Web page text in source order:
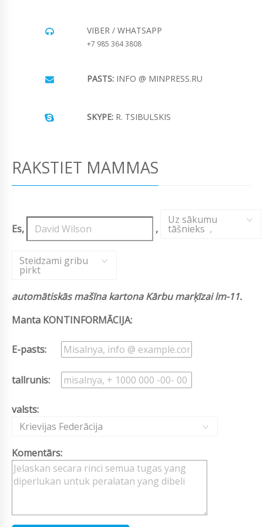
VIBER / WHATSAPP
+7 985 364 3808
PASTS: INFO @ MINPRESS.RU
SKYPE: R. TSIBULSKIS
RAKSTIET MAMMAS
Es, ,
Uz sākumu
tāšnieks ,
Steidzami gribu
pirkt
automātiskās mašīna kartona Kārbu marķīzai lm-11.
Manta KONTINFORMĀCIJA:
E-pasts:
tallrunis:
valsts:
Krievijas Federācija
Komentārs: